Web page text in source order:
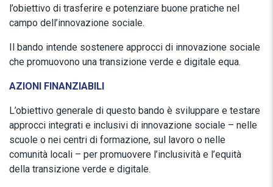
l’obiettivo di trasferire e potenziare buone pratiche nel
campo dell’innovazione sociale.
Il bando intende sostenere approcci di innovazione sociale
che promuovono una transizione verde e digitale equa.
AZIONI FINANZIABILI
L’obiettivo generale di questo bando è sviluppare e testare
approcci integrati e inclusivi di innovazione sociale – nelle
scuole o nei centri di formazione, sul lavoro o nelle
comunità locali – per promuovere l’inclusività e l’equità
della transizione verde e digitale.